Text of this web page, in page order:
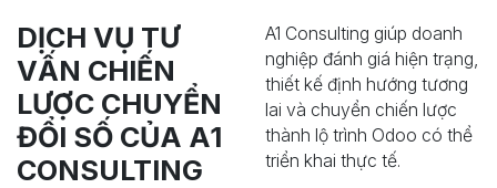
DỊCH VỤ TƯ
VẤN CHIẾN
LƯỢC CHUYỂN
ĐỔI SỐ CỦA A1
CONSULTING
A1 Consulting giúp doanh
nghiệp đánh giá hiện trạng,
thiết kế định hướng tương
lai và chuyển chiến lược
thành lộ trình Odoo có thể
triển khai thực tế.